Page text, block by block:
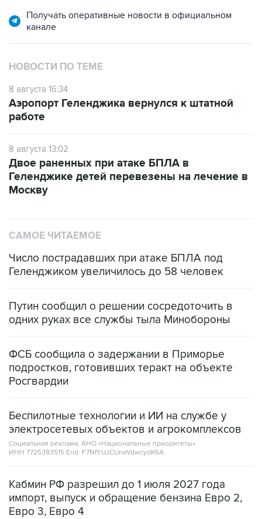
Получать оперативные новости в официальном
канале
НОВОСТИ ПО ТЕМЕ
8 августа 16:34
Аэропорт Геленджика вернулся к штатной
работе
8 августа 13:02
Двое раненных при атаке БПЛА в
Геленджике детей перевезены на лечение в
Москву
САМОЕ ЧИТАЕМОЕ
Число пострадавших при атаке БПЛА под
Геленджиком увеличилось до 58 человек
Путин сообщил о решении сосредоточить в
одних руках все службы тыла Минобороны
ФСБ сообщила о задержании в Приморье
подростков, готовивших теракт на объекте
Росгвардии
Беспилотные технологии и ИИ на службе у
электросетевых объектов и агрокомплексов
Социальная реклама, АНО «Национальные приоритеты».
ИНН 7725383515 Erid: F7NfYUJCUneVdwcydK6A
Кабмин РФ разрешил до 1 июля 2027 года
импорт, выпуск и обращение бензина Евро 2,
Евро 3, Евро 4